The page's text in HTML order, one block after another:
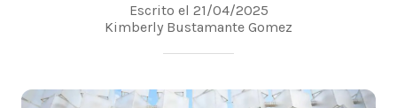
Escrito el 21/04/2025
Kimberly Bustamante Gomez